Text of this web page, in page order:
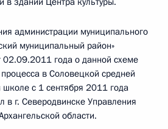
администрации муниципального
муниципальный район»
года о данной схеме
в Соловецкой средней
с 1 сентября 2011 года
в г. Северодвинске Управления
области.